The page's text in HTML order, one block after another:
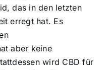
das in den letzten
erregt hat. Es
aber keine
wird CBD für